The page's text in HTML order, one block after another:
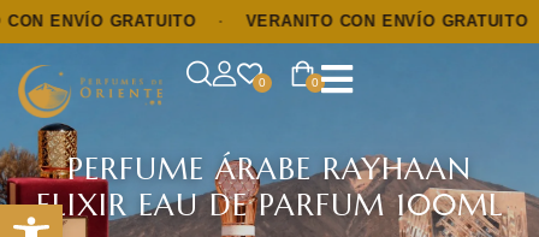
Abrir barra de herramientas
ENVÍO GRATUITO · VERANITO CON ENVÍO GRATUITO ·
0
0
PERFUME ÁRABE RAYHAAN
ELIXIR EAU DE PARFUM 100ML